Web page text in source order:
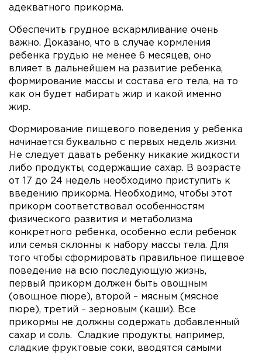
адекватного прикорма.
Обеспечить грудное вскармливание очень
важно. Доказано, что в случае кормления
ребенка грудью не менее 6 месяцев, оно
влияет в дальнейшем на развитие ребенка,
формирование массы и состава его тела, на то
как он будет набирать жир и какой именно
жир.
Формирование пищевого поведения у ребенка
начинается буквально с первых недель жизни.
Не следует давать ребенку никакие жидкости
либо продукты, содержащие сахар. В возрасте
от 17 до 24 недель необходимо приступить к
введению прикорма. Необходимо, чтобы этот
прикорм соответствовал особенностям
физического развития и метаболизма
конкретного ребенка, особенно если ребенок
или семья склонны к набору массы тела. Для
того чтобы сформировать правильное пищевое
поведение на всю последующую жизнь,
первый прикорм должен быть овощным
(овощное пюре), второй – мясным (мясное
пюре), третий – зерновым (каши). Все
прикормы не должны содержать добавленный
сахар и соль. Сладкие продукты, например,
сладкие фруктовые соки, вводятся самыми